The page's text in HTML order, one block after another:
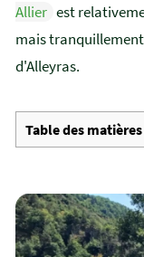
Allier est
mais
d'Alleyras.
Table des matières